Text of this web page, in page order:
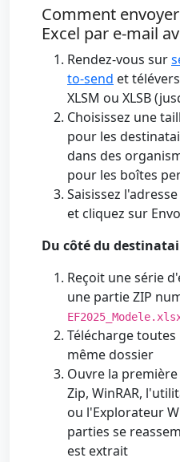
Comment
Excel par e-mail
Rendez-vous sur
to-send et
XLSM ou XLSB
Choisissez une
pour les
dans des
pour les boîtes
Saisissez
et cliquez sur
Du côté du
Reçoit une série
une partie ZIP
Télécharge
même dossier
Ouvre la
Zip, WinRAR,
ou l'Explorateur
parties se
est extrait